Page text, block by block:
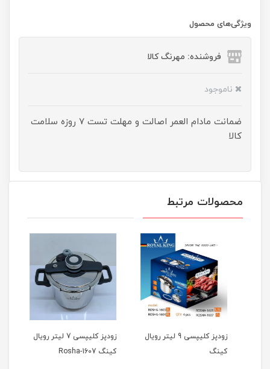
ویژگی‌های محصول
فروشنده: مهرنگ کالا
ناموجود
ضمانت مادام العمر اصالت و مهلت تست ۷ روزه سلامت
کالا
محصولات مرتبط
زودپز کلیپسی 9 لیتر رویال
کینگ
زودپز کلیپسی 7 لیتر رویال
کینگ Rosha-1607